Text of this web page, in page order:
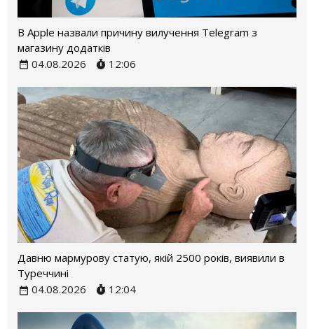
В Apple назвали причину вилучення Telegram з
магазину додатків
04.08.2026
12:06
Давню мармурову статую, якій 2500 років, виявили в
Туреччині
04.08.2026
12:04